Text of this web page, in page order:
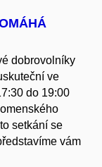
dobrovolníky
ve
do 19:00
setkání se
vám